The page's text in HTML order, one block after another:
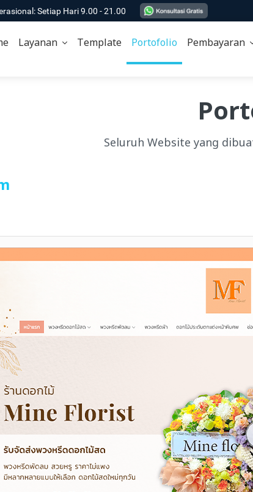
Setiap Hari 9.00 - 21.00
Layanan Template Portofolio Pembayaran
Seluruh Website yang